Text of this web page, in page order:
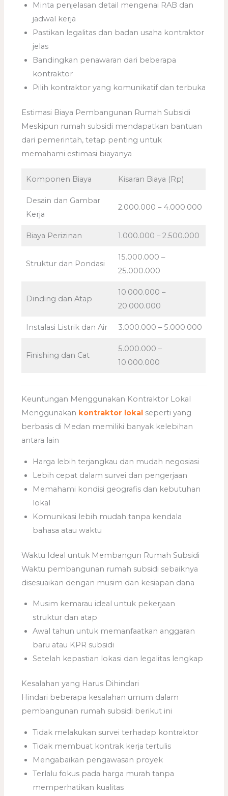
Minta penjelasan detail mengenai RAB dan
jadwal kerja
Pastikan legalitas dan badan usaha kontraktor
jelas
Bandingkan penawaran dari beberapa
kontraktor
Pilih kontraktor yang komunikatif dan terbuka
Estimasi Biaya Pembangunan Rumah Subsidi
Meskipun rumah subsidi mendapatkan bantuan
dari pemerintah, tetap penting untuk
memahami estimasi biayanya
Komponen Biaya Kisaran Biaya (Rp)
Desain dan Gambar
Kerja
2.000.000 – 4.000.000
Biaya Perizinan 1.000.000 – 2.500.000
Struktur dan Pondasi
15.000.000 –
25.000.000
Dinding dan Atap
10.000.000 –
20.000.000
Instalasi Listrik dan Air 3.000.000 – 5.000.000
Finishing dan Cat
5.000.000 –
10.000.000
Keuntungan Menggunakan Kontraktor Lokal
Menggunakan kontraktor lokal seperti yang
berbasis di Medan memiliki banyak kelebihan
antara lain
Harga lebih terjangkau dan mudah negosiasi
Lebih cepat dalam survei dan pengerjaan
Memahami kondisi geografis dan kebutuhan
lokal
Komunikasi lebih mudah tanpa kendala
bahasa atau waktu
Waktu Ideal untuk Membangun Rumah Subsidi
Waktu pembangunan rumah subsidi sebaiknya
disesuaikan dengan musim dan kesiapan dana
Musim kemarau ideal untuk pekerjaan
struktur dan atap
Awal tahun untuk memanfaatkan anggaran
baru atau KPR subsidi
Setelah kepastian lokasi dan legalitas lengkap
Kesalahan yang Harus Dihindari
Hindari beberapa kesalahan umum dalam
pembangunan rumah subsidi berikut ini
Tidak melakukan survei terhadap kontraktor
Tidak membuat kontrak kerja tertulis
Mengabaikan pengawasan proyek
Terlalu fokus pada harga murah tanpa
memperhatikan kualitas